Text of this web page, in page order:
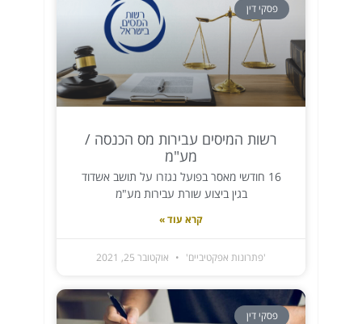
פסקי דין
רשות המיסים עבירות מס הכנסה /
מע"מ
16 חודשי מאסר בפועל נגזרו על תושב אשדוד
בגין ביצוע שורת עבירות מע"מ
קרא עוד »
'פתרונות אפקטיביים' אוקטובר 25, 2021
פסקי דין